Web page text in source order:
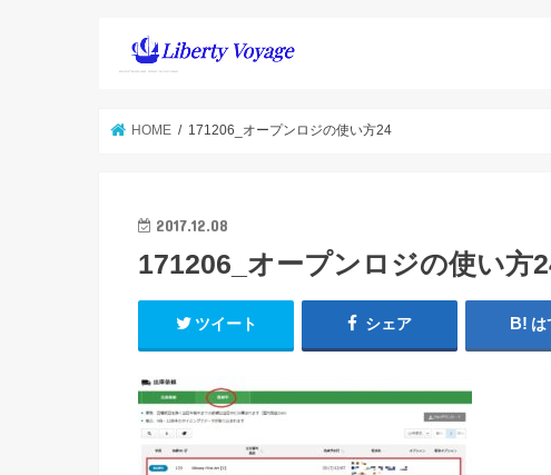
HOME 171206_オープンロジの使い方24
2017.12.08
171206_オープンロジの使い方
ツイート シェア は